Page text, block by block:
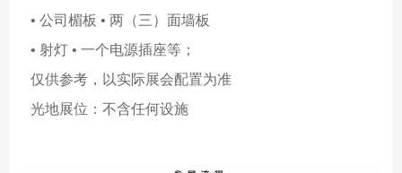
• 公司楣板 • 两（三）面墙板
• 射灯 • 一个电源插座等；
仅供参考，以实际展会配置为准
光地展位：不含任何设施